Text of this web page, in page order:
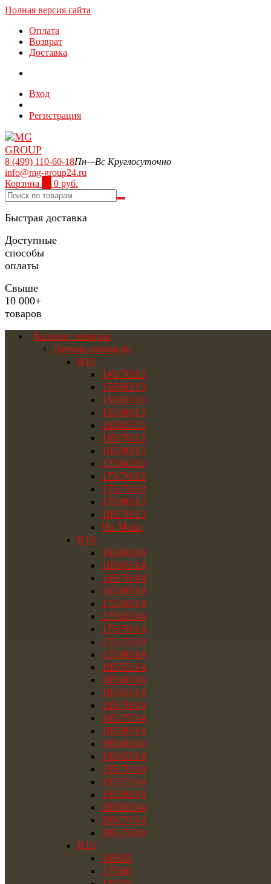
Полная версия сайта
Оплата
Возврат
Доставка
Вход
Регистрация
8 (499) 110-60-18Пн—Вс Круглосуточно
info@mg-group24.ru
Корзина
0 руб.
Быстрая доставка
Доступные
способы
оплаты
Свыше
10 000+
товаров
Каталог товаров
Летние шины бу
R13
145/70/13
155/60/13
155/65/13
155/80/13
165/65/13
165/70/13
165/80/13
175/60/13
175/70/13
175/75/13
175/80/13
185/70/13
На Matiz
R14
165/60/14
165/65/14
165/70/14
165/80/14
175/60/14
175/65/14
175/70/14
175/75/14
175/80/14
185/55/14
185/60/14
185/65/14
185/70/14
185/75/14
185/80/14
195/60/14
195/65/14
195/70/14
195/75/14
195/80/14
205/65/14
205/70/14
205/75/14
R15
165/65
175/60